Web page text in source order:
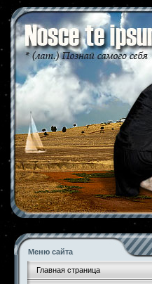
Меню сайта
Главная страница